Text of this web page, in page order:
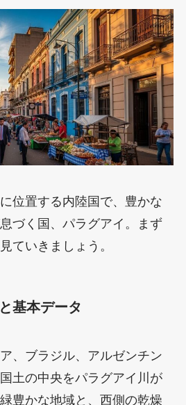
位置する内陸国で、豊かな
づく国、パラグアイ。まず
ていきましょう。
基本データ
、ブラジル、アルゼンチン
土の中央をパラグアイ川が
豊かな地域と、西側の乾燥